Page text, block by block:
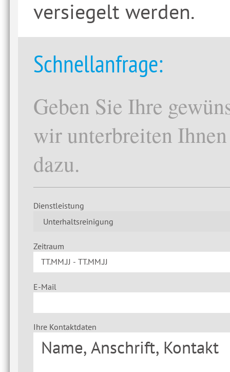
versiegelt werden.
Schnellanfrage:
Geben Sie Ihre
wir unterbreiten
dazu.
Dienstleistung
Zeitraum
E-Mail
Ihre Kontaktdaten